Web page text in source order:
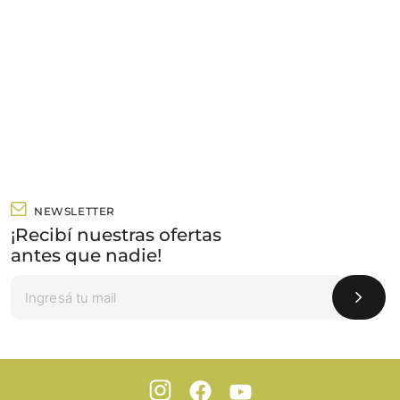
NEWSLETTER
¡Recibí nuestras ofertas
antes que nadie!